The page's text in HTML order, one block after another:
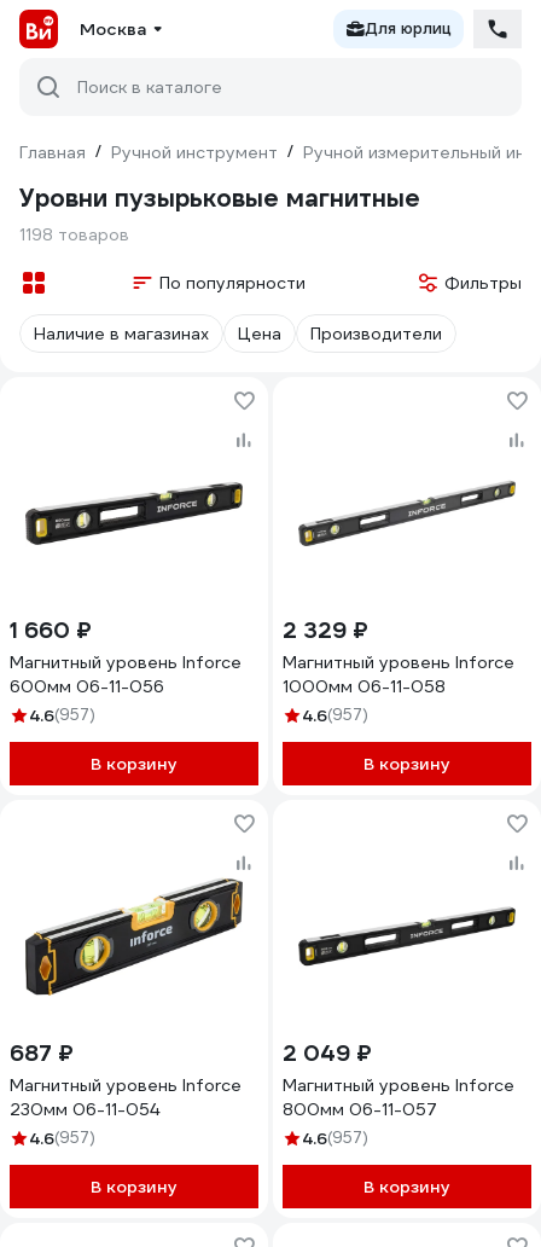
Москва Для юрлиц
Поиск в каталоге
Главная / Ручной инструмент / Ручной измерительный
Уровни пузырьковые магнитные
1198 товаров
По популярности Фильтры
Наличие в магазинах Цена Производители
1 660 ₽
Магнитный уровень Inforce
600мм 06-11-056
4.6(957)
В корзину
2 329 ₽
Магнитный уровень Inforce
1000мм 06-11-058
4.6(957)
В корзину
687 ₽
Магнитный уровень Inforce
230мм 06-11-054
4.6(957)
В корзину
2 049 ₽
Магнитный уровень Inforce
800мм 06-11-057
4.6(957)
В корзину